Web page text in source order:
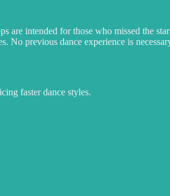
are intended for those who missed the
No previous dance experience is
faster dance styles.